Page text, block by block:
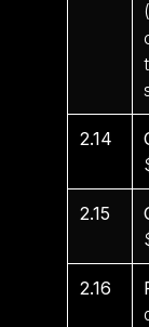
2.14
2.15
2.16